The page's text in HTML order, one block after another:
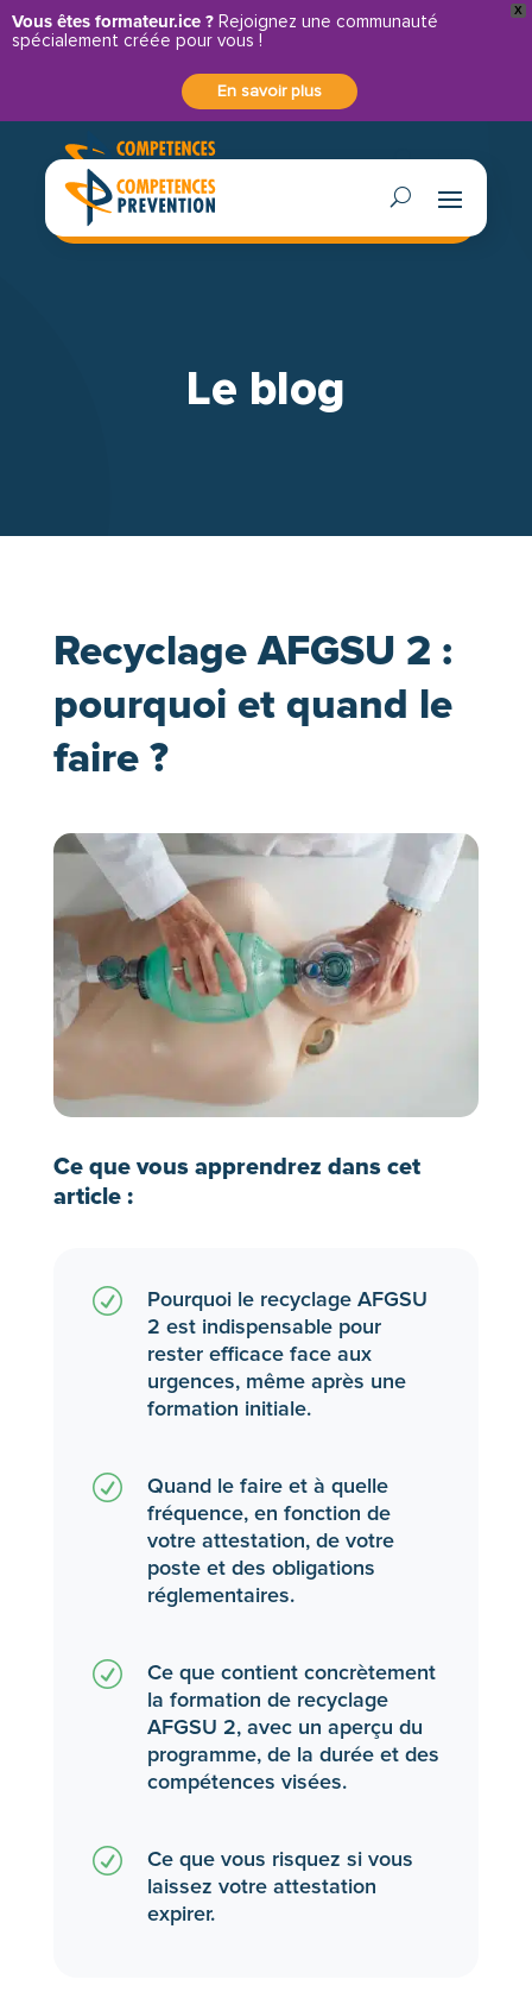
X
Vous êtes formateur.ice ? Rejoignez une communauté
spécialement créée pour vous !
En savoir plus
Contactez-nous
Le blog
Recyclage AFGSU 2 :
pourquoi et quand le
faire ?
Ce que vous apprendrez dans cet
article :
R
Pourquoi le recyclage AFGSU
2 est indispensable pour
rester efficace face aux
urgences, même après une
formation initiale.
R
Quand le faire et à quelle
fréquence, en fonction de
votre attestation, de votre
poste et des obligations
réglementaires.
R
Ce que contient concrètement
la formation de recyclage
AFGSU 2, avec un aperçu du
programme, de la durée et des
compétences visées.
R
Ce que vous risquez si vous
laissez votre attestation
expirer.
Panneau de gestion des cookies